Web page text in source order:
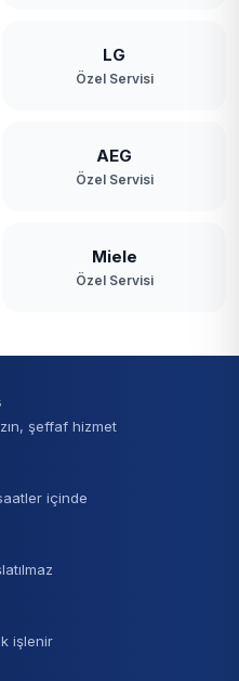
LG
Özel Servisi
AEG
Özel Servisi
Miele
Özel Servisi
şeffaf hizmet
içinde
işlenir